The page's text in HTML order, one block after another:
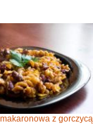
z gorczycą